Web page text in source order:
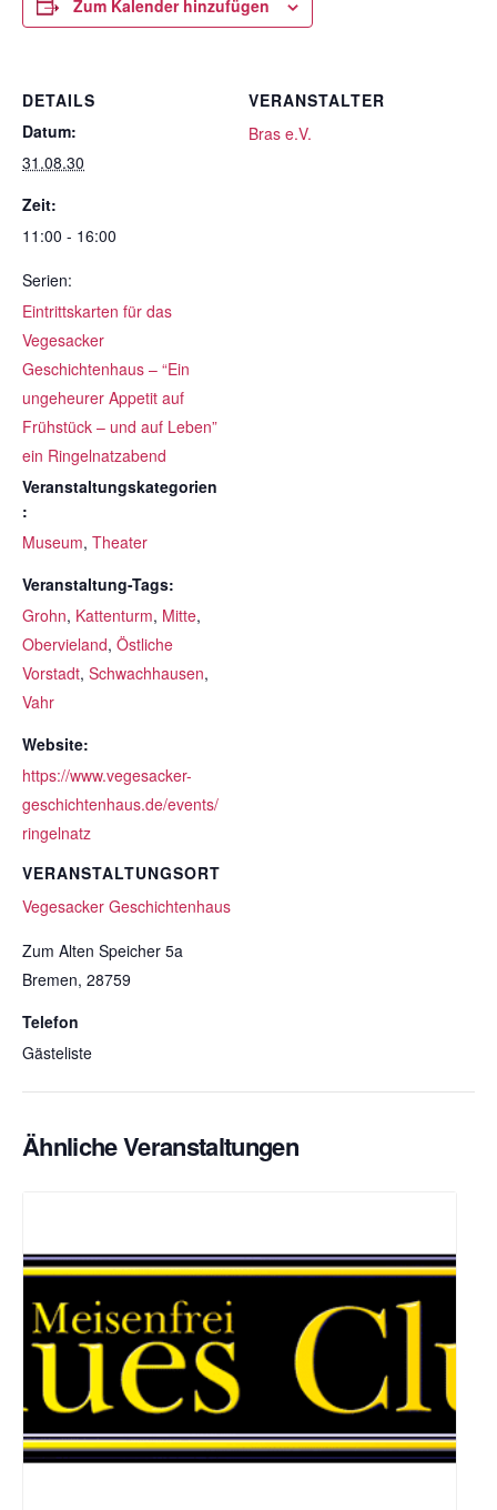
Zum Kalender hinzufügen
DETAILS
Datum:
31.08.30
Zeit:
11:00 - 16:00
Serien:
Eintrittskarten für das
Vegesacker
Geschichtenhaus – “Ein
ungeheurer Appetit auf
Frühstück – und auf Leben”
ein Ringelnatzabend
Veranstaltungskategorien
:
Museum, Theater
Veranstaltung-Tags:
Grohn, Kattenturm, Mitte,
Obervieland, Östliche
Vorstadt, Schwachhausen,
Vahr
Website:
https://www.vegesacker-
geschichtenhaus.de/events/
ringelnatz
VERANSTALTUNGSORT
Vegesacker Geschichtenhaus
Zum Alten Speicher 5a
Bremen, 28759
Telefon
Gästeliste
VERANSTALTER
Bras e.V.
Ähnliche Veranstaltungen